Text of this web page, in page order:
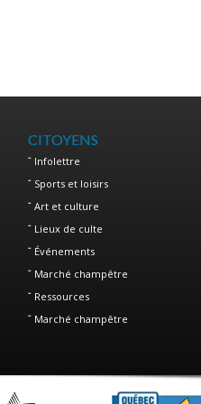
CITOYENS
Infolettre
Sports et loisirs
Art et culture
Lieux de culte
Événements
Marché champêtre
Ressources
Marché champêtre